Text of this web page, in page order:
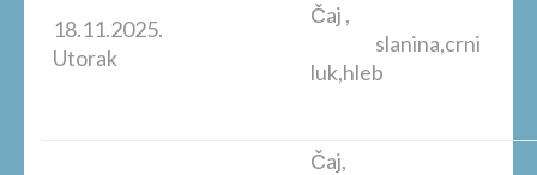
18.11.2025.
Utorak
Čaj ,
slanina,crni
luk,hleb
Čaj,